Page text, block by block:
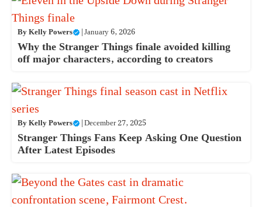
ByKelly Powers |January 6, 2026
Why the Stranger Things finale avoided killing
off major characters, according to creators
ByKelly Powers |December 27, 2025
Stranger Things Fans Keep Asking One Question
After Latest Episodes